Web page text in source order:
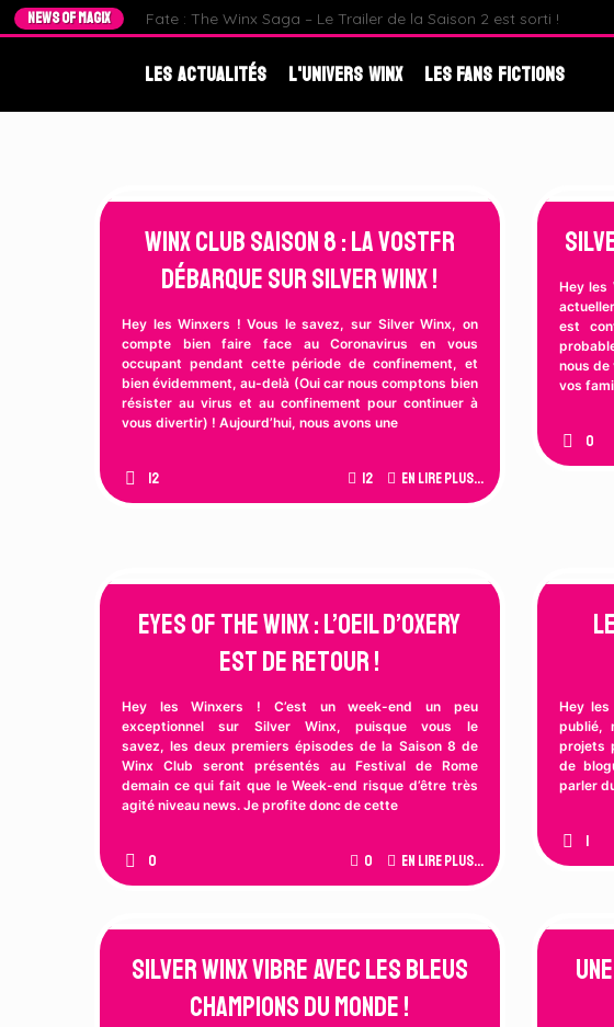
NEWS OF MAGIX Fate : The Winx Saga – Le Trailer de la Saison 2 est sorti !
Les Actualités L'Univers Winx Les Fans Fictions
Winx Club Saison 8 : La VOSTFR
débarque sur Silver Winx !
Hey les Winxers ! Vous le savez, sur Silver Winx, on
compte bien faire face au Coronavirus en vous
occupant pendant cette période de confinement, et
bien évidemment, au-delà (Oui car nous comptons bien
résister au virus et au confinement pour continuer à
vous divertir) ! Aujourd’hui, nous avons une
12 12 En lire plus...
Hey les
est
nous
vos
0
Eyes of the Winx : L’Oeil d’Oxery
est de Retour !
Hey les Winxers ! C’est un week-end un peu
exceptionnel sur Silver Winx, puisque vous le
savez, les deux premiers épisodes de la Saison 8 de
Winx Club seront présentés au Festival de Rome
demain ce qui fait que le Week-end risque d’être très
agité niveau news. Je profite donc de cette
0 0 En lire plus...
Hey
publié,
projets
de
parler
1
Silver Winx vibre avec les Bleus
Champions du Monde !